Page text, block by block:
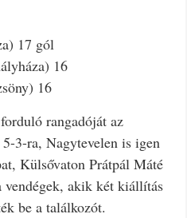
17 gól
16
16
rangadóját az
3-ra, Nagytevelen is igen
Külsővaton Prátpál Máté
vendégek, akik két kiállítás
be a találkozót.